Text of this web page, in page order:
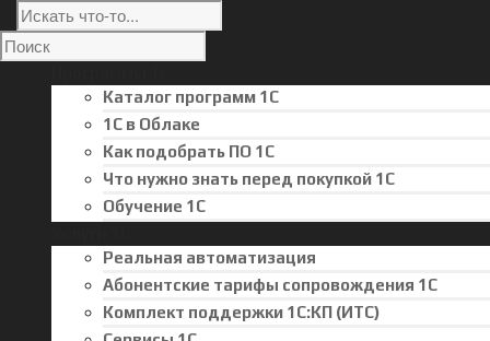
Каталог программ 1С
1С в Облаке
Как подобрать ПО 1С
Что нужно знать перед покупкой 1С
Обучение 1С
Реальная автоматизация
Абонентские тарифы сопровождения 1С
Комплект поддержки 1С:КП (ИТС)